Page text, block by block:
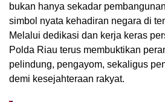
bukan hanya sekadar
simbol nyata kehadiran negara di
Melalui dedikasi dan kerja keras
Polda Riau terus membuktikan
pelindung, pengayom, sekaligus
demi kesejahteraan rakyat.